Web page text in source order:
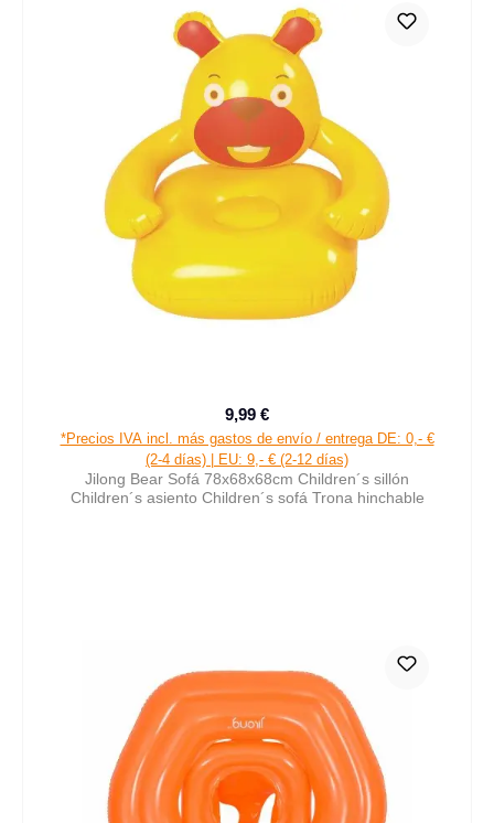
9,99 €
*Precios IVA incl. más gastos de envío / entrega DE: 0,- €
(2-4 días) | EU: 9,- € (2-12 días)
Jilong Bear Sofá 78x68x68cm Children´s sillón
Children´s asiento Children´s sofá Trona hinchable